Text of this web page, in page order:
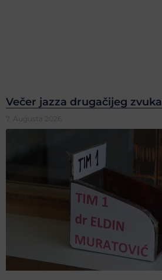
Večer jazza drugačijeg zvuka
7. Augusta 2026.